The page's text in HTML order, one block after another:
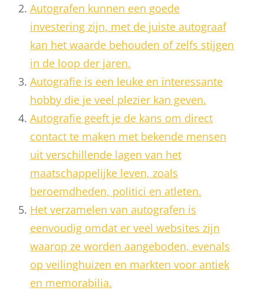
Autografen kunnen een goede
investering zijn, met de juiste autograaf
kan het waarde behouden of zelfs stijgen
in de loop der jaren.
Autografie is een leuke en interessante
hobby die je veel plezier kan geven.
Autografie geeft je de kans om direct
contact te maken met bekende mensen
uit verschillende lagen van het
maatschappelijke leven, zoals
beroemdheden, politici en atleten.
Het verzamelen van autografen is
eenvoudig omdat er veel websites zijn
waarop ze worden aangeboden, evenals
op veilinghuizen en markten voor antiek
en memorabilia.